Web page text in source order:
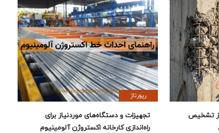
تشخیص
رپورتاژ
تجهیزات و دستگاه‌های موردنیاز برای
راه‌اندازی کارخانه اکستروژن آلومینیوم